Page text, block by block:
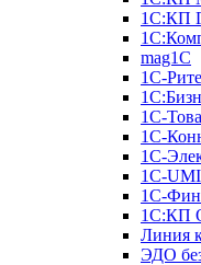
1С:КП
mag1C
1С-
1С-
1С-
1С-
1C-UMI
1С-
1С:КП
Линия
ЭДО